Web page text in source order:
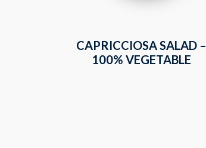
CAPRICCIOSA SALAD –
100% VEGETABLE